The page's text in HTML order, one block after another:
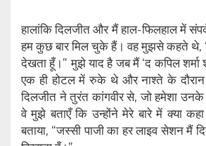
हालांकि दिलजीत और मैं हाल-फिलहाल में
हम कुछ बार मिल चुके हैं। वह मुझसे कहते
देखता हूँ।” मुझे याद है जब मैं ‘द कपिल शर्मा
एक ही होटल में रुके थे और नाश्ते के दौरान
दिलजीत ने तुरंत कांगवीर से, जो हमेशा
वे मुझे बताएँ कि उन्होंने मेरे बारे में क्या
बताया, “जस्सी पाजी का हर लाइव सेशन मैं